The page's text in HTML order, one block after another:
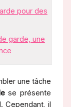
pour des
garde, une
une tâche
se présente
Cependant, il